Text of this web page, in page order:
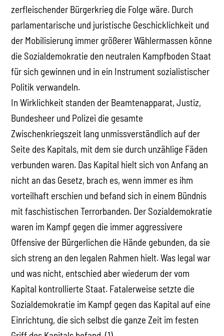
zerfleischender Bürgerkrieg die Folge wäre. Durch
parlamentarische und juristische Geschicklichkeit und
der Mobilisierung immer größerer Wählermassen könne
die Sozialdemokratie den neutralen Kampfboden Staat
für sich gewinnen und in ein Instrument sozialistischer
Politik verwandeln.
In Wirklichkeit standen der Beamtenapparat, Justiz,
Bundesheer und Polizei die gesamte
Zwischenkriegszeit lang unmissverständlich auf der
Seite des Kapitals, mit dem sie durch unzählige Fäden
verbunden waren. Das Kapital hielt sich von Anfang an
nicht an das Gesetz, brach es, wenn immer es ihm
vorteilhaft erschien und befand sich in einem Bündnis
mit faschistischen Terrorbanden. Der Sozialdemokratie
waren im Kampf gegen die immer aggressivere
Offensive der Bürgerlichen die Hände gebunden, da sie
sich streng an den legalen Rahmen hielt. Was legal war
und was nicht, entschied aber wiederum der vom
Kapital kontrollierte Staat. Fatalerweise setzte die
Sozialdemokratie im Kampf gegen das Kapital auf eine
Einrichtung, die sich selbst die ganze Zeit im festen